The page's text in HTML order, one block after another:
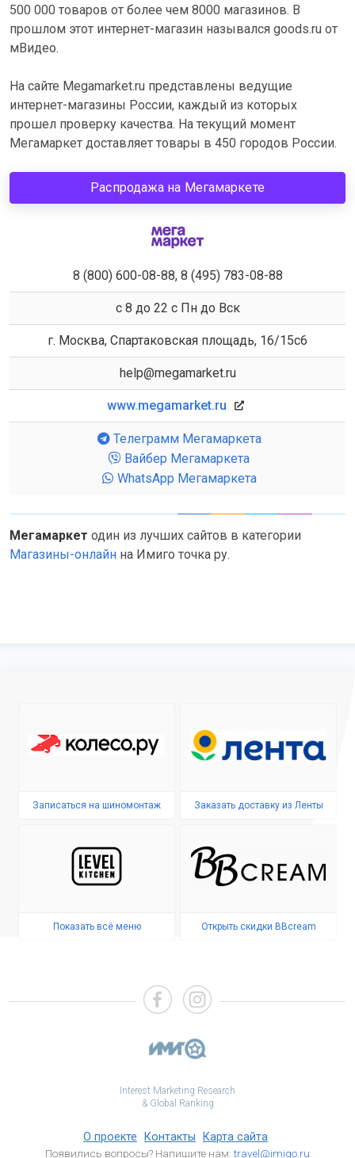
500 000 товаров от более чем 8000 магазинов. В
прошлом этот интернет-магазин назывался goods.ru от
мВидео.
На сайте Megamarket.ru представлены ведущие
интернет-магазины России, каждый из которых
прошел проверку качества. На текущий момент
Мегамаркет доставляет товары в 450 городов России.
Распродажа на Мегамаркете
8 (800) 600-08-88, 8 (495) 783-08-88
с 8 до 22 с Пн до Вск
г. Москва, Спартаковская площадь, 16/15с6
help@megamarket.ru
www.megamarket.ru
Телеграмм Мегамаркета
Вайбер Мегамаркета
WhatsApp Мегамаркета
Мегамаркет один из лучших сайтов в категории
Магазины-онлайн на Имиго точка ру.
Записаться на шиномонтаж Заказать доставку из Ленты
Показать всё меню Открыть скидки BBcream
Interest Marketing Research
& Global Ranking
О проекте Контакты Карта сайта
Появились вопросы? Напишите нам:travel@imigo.ru